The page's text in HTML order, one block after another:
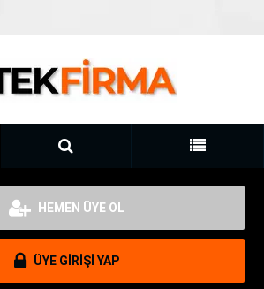
HEMEN ÜYE OL
ÜYE GİRİŞİ YAP